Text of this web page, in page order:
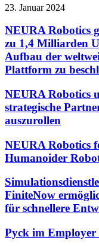
23. Januar 2024
NEURA Robotics
zu 1,4 Milliarden
Aufbau der
Plattform zu
NEURA Robotics
strategische
auszurollen
NEURA Robotics
Humanoider
FiniteNow
für schnellere
Pyck im